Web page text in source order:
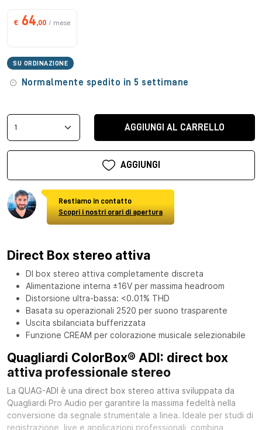
€ 64 ,00 / mese
SU ORDINAZIONE
Normalmente spedito in 5 settimane
AGGIUNGI AL CARRELLO
AGGIUNGI
Restiamo in contatto
Scopri i nostri orari di apertura
Direct Box stereo attiva
DI box stereo attiva completamente discreta
Alimentazione interna ±16V per massima headroom
Distorsione ultra-bassa: <0.01% THD
Basata su operazionali 2520 per suono trasparente
Uscita sbilanciata bufferizzata
Funzione CREAM per colorazione musicale selezionabile
Quagliardi ColorBox® ADI: direct box
attiva professionale stereo
La QUAG-ADI è una direct box stereo attiva sviluppata da
Quagliardi Pro Audio per garantire la massima fedeltà nella
conversione da segnale strumentale a linea. Ideale per studi di
registrazione, live e applicazioni professionali, combina